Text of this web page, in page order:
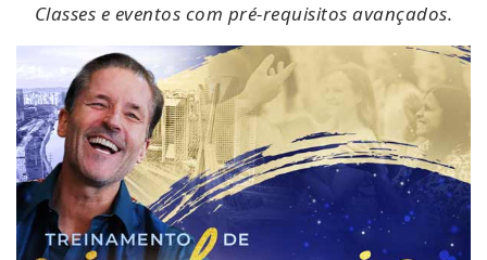
Classes e eventos com pré-requisitos avançados.